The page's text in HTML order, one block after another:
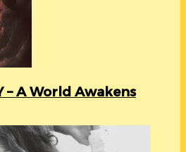
– A World Awakens